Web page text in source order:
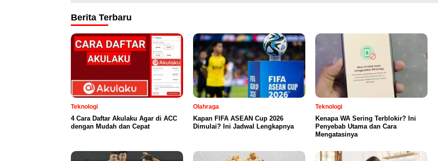
Berita Terbaru
Teknologi
4 Cara Daftar Akulaku Agar di ACC
dengan Mudah dan Cepat
Olahraga
Kapan FIFA ASEAN Cup 2026
Dimulai? Ini Jadwal Lengkapnya
Teknologi
Kenapa WA Sering Terblokir? Ini
Penyebab Utama dan Cara
Mengatasinya